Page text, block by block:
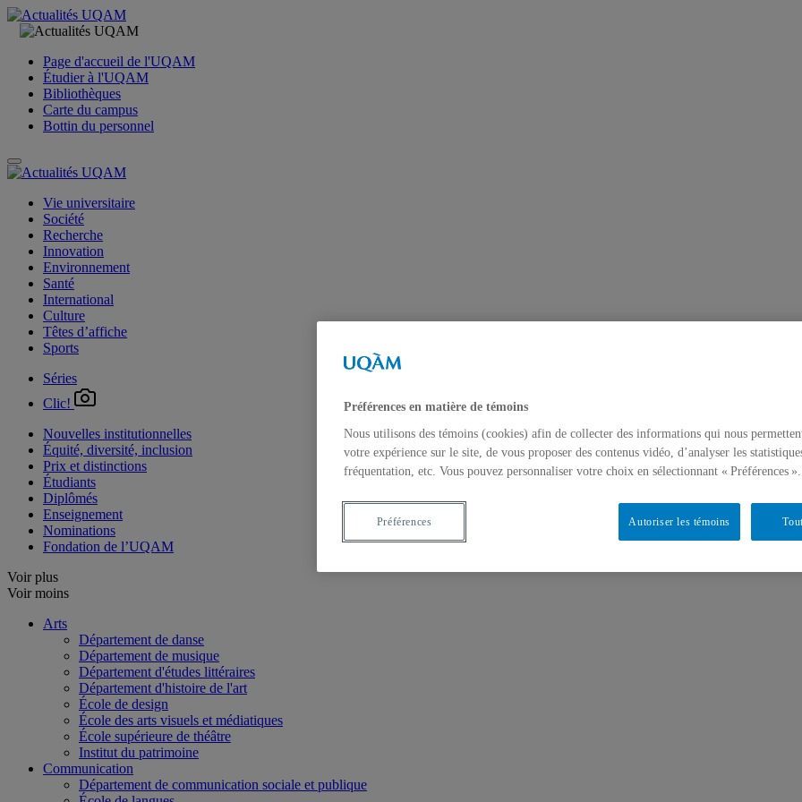
Page d'accueil de l'UQAM
Étudier à l'UQAM
Bibliothèques
Carte du campus
Bottin du personnel
Vie universitaire
Société
Recherche
Innovation
Environnement
Santé
International
Culture
Têtes d’affiche
Sports
Séries
Clic!
Nouvelles institutionnelles
Équité, diversité, inclusion
Prix et distinctions
Étudiants
Diplômés
Enseignement
Nominations
Fondation de l’UQAM
Voir plus
Voir moins
Arts
Département de danse
Département de musique
Département d'études littéraires
Département d'histoire de l'art
École de design
École des arts visuels et médiatiques
École supérieure de théâtre
Institut du patrimoine
Communication
Département de communication sociale et publique
Préférences en matière de témoins
Nous utilisons des témoins (cookies) afin de collecter des informations qui nous
votre expérience sur le site, de vous proposer des contenus vidéo, d’analyser les
fréquentation, etc. Vous pouvez personnaliser votre choix en sélectionnant « Préférences ».
Autoriser les témoins
Préférences